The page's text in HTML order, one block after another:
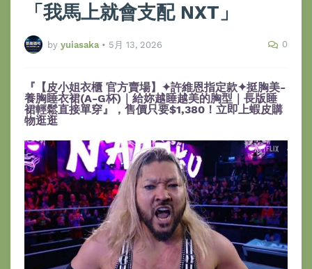
「我馬上就會支配 NXT」
by yuiasaka • 5月 13, 2026 0
『【皮小姐衣櫃 官方賣場】✦許維恩指定款✦挺胸美-
養胸睡衣裙(A-G杯)｜給妳越睡越美的胸型｜長版睡
裙輕鬆直接單穿』，售價只要$1,380！立即上蝦皮購
物逛逛